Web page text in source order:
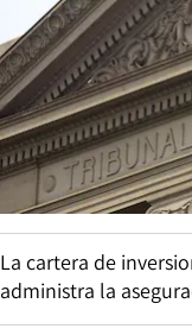
La cartera de
administra la